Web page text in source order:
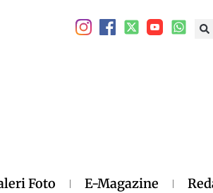
Foto E-Magazine